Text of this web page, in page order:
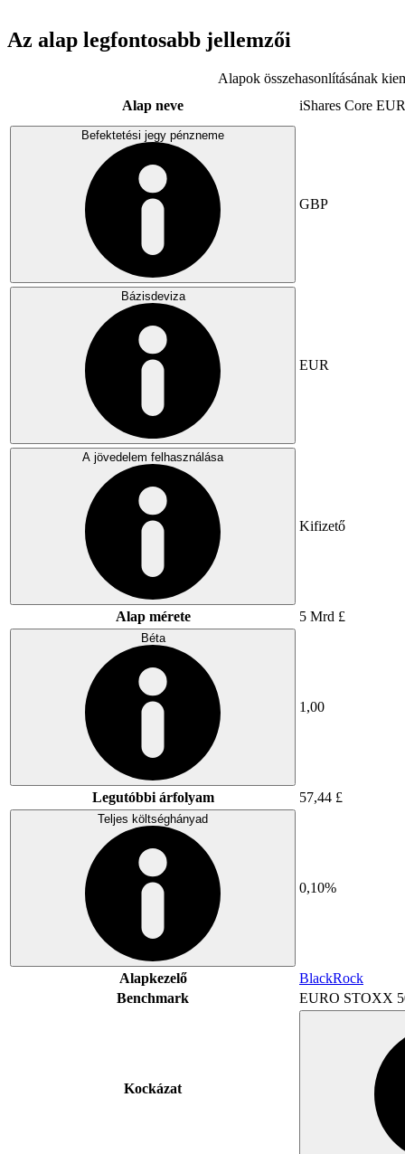
Az alap legfontosabb jellemzői
Alapok összehasonlításának
Alap neve
iShares Core
Befektetési jegy pénzneme
GBP
Bázisdeviza
EUR
A jövedelem felhasználása
Kifizető
Alap mérete 5 Mrd £
Béta
1,00
Legutóbbi árfolyam 57,44 £
Teljes költséghányad
0,10%
Alapkezelő
BlackRock
Benchmark
EURO STOXX
Kockázat